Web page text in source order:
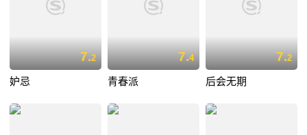
7.2
妒忌
7.4
青春派
7.2
后会无期